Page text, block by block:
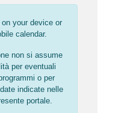
your device or
calendar.
non si assume
per eventuali
o per
indicate nelle
portale.